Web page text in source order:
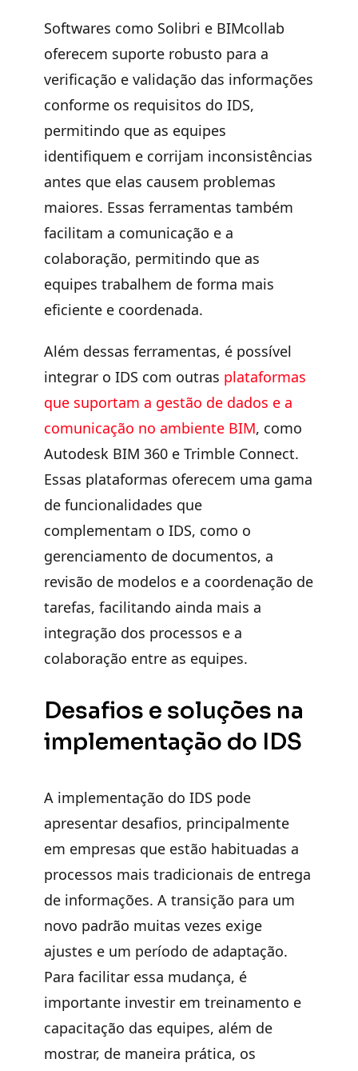
Softwares como Solibri e BIMcollab
oferecem suporte robusto para a
verificação e validação das informações
conforme os requisitos do IDS,
permitindo que as equipes
identifiquem e corrijam inconsistências
antes que elas causem problemas
maiores. Essas ferramentas também
facilitam a comunicação e a
colaboração, permitindo que as
equipes trabalhem de forma mais
eficiente e coordenada.
Além dessas ferramentas, é possível
integrar o IDS com outras plataformas
que suportam a gestão de dados e a
comunicação no ambiente BIM, como
Autodesk BIM 360 e Trimble Connect.
Essas plataformas oferecem uma gama
de funcionalidades que
complementam o IDS, como o
gerenciamento de documentos, a
revisão de modelos e a coordenação de
tarefas, facilitando ainda mais a
integração dos processos e a
colaboração entre as equipes.
Desafios e soluções na
implementação do IDS
A implementação do IDS pode
apresentar desafios, principalmente
em empresas que estão habituadas a
processos mais tradicionais de entrega
de informações. A transição para um
novo padrão muitas vezes exige
ajustes e um período de adaptação.
Para facilitar essa mudança, é
importante investir em treinamento e
capacitação das equipes, além de
mostrar, de maneira prática, os